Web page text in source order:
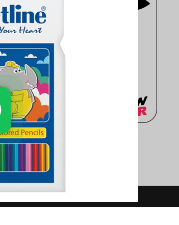
مهندسی،
انتخاب کنید.
البته به
دفتر مرکزی:
واتساپ: 09361899670
تلگرام: 09361899670